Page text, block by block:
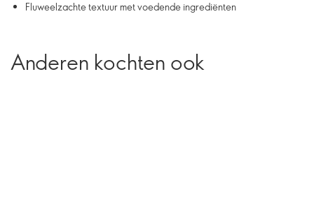
Fluweelzachte textuur met voedende ingrediënten
Anderen kochten ook